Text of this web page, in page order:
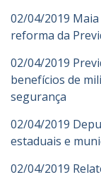
02/04/2019
reforma da
02/04/2019
benefícios de
segurança
02/04/2019
estaduais e
02/04/2019